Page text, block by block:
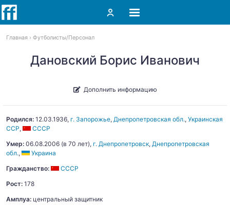
Главная Футболисты Персонал
Дановский Борис Иванович
Дополнить информацию
Родился: 12.03.1936, г. Запорожье, Днепропетровская обл., Украинская
ССР,
СССР
Умер: 06.08.2006 (в 70 лет), г. Днепропетровск, Днепропетровская
обл.,
Украина
Гражданство:
СССР
Рост: 178
Амплуа: центральный защитник